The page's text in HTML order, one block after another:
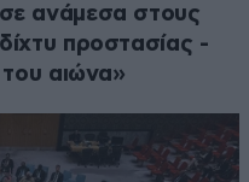
ανάμεσα στους
προστασίας -
του αιώνα»